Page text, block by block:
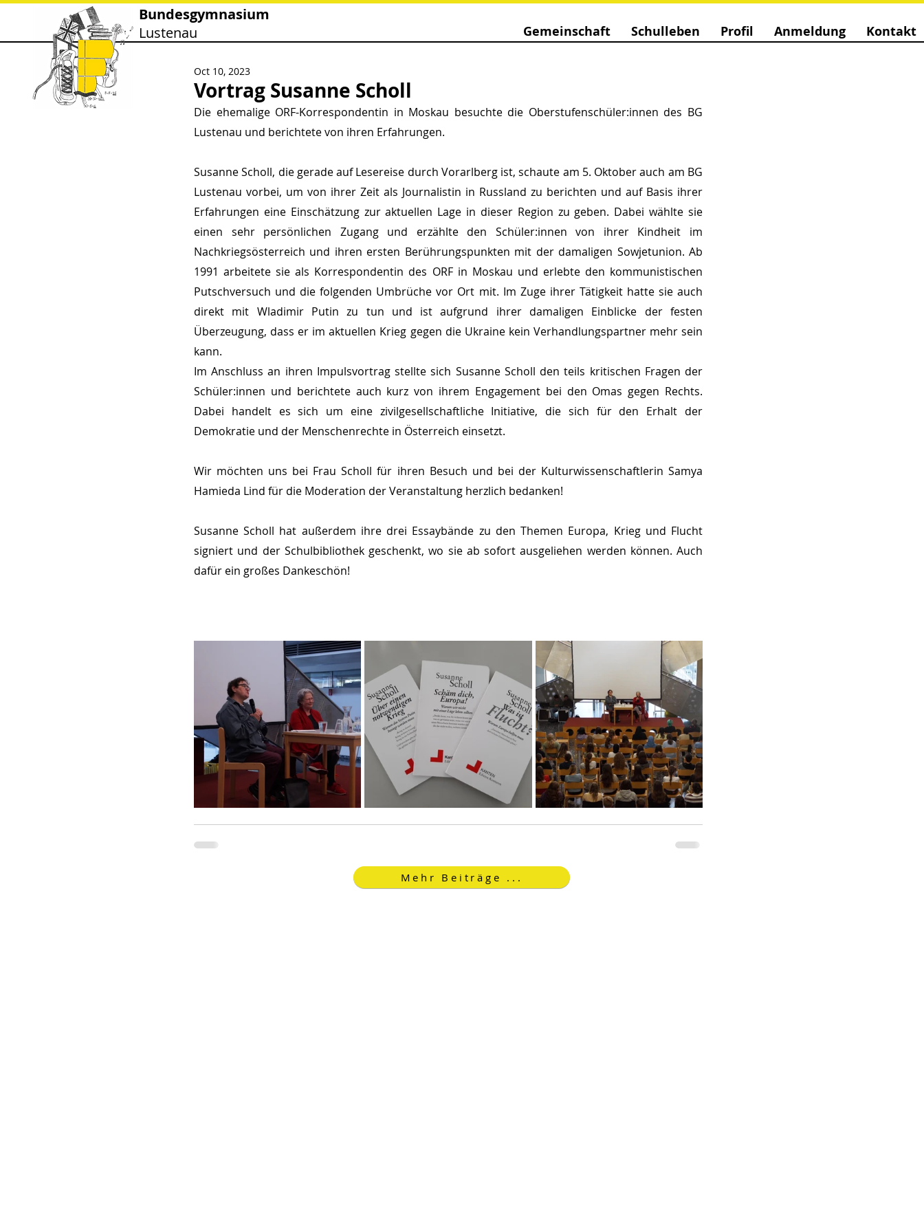
Vortrag Susanne Scholl
Oct 10, 2023
Die ehemalige ORF-Korrespondentin in Moskau besuchte die Oberstufenschüler:innen des BG
Lustenau und berichtete von ihren Erfahrungen.
Susanne Scholl, die gerade auf Lesereise durch Vorarlberg ist, schaute am 5. Oktober auch am BG
Lustenau vorbei, um von ihrer Zeit als Journalistin in Russland zu berichten und auf Basis ihrer
Erfahrungen eine Einschätzung zur aktuellen Lage in dieser Region zu geben. Dabei wählte sie
einen sehr persönlichen Zugang und erzählte den Schüler:innen von ihrer Kindheit im
Nachkriegsösterreich und ihren ersten Berührungspunkten mit der damaligen Sowjetunion. Ab
1991 arbeitete sie als Korrespondentin des ORF in Moskau und erlebte den kommunistischen
Putschversuch und die folgenden Umbrüche vor Ort mit. Im Zuge ihrer Tätigkeit hatte sie auch
direkt mit Wladimir Putin zu tun und ist aufgrund ihrer damaligen Einblicke der festen
Überzeugung, dass er im aktuellen Krieg gegen die Ukraine kein Verhandlungspartner mehr sein
kann.
Im Anschluss an ihren Impulsvortrag stellte sich Susanne Scholl den teils kritischen Fragen der
Schüler:innen und berichtete auch kurz von ihrem Engagement bei den Omas gegen Rechts.
Dabei handelt es sich um eine zivilgesellschaftliche Initiative, die sich für den Erhalt der
Demokratie und der Menschenrechte in Österreich einsetzt.
Wir möchten uns bei Frau Scholl für ihren Besuch und bei der Kulturwissenschaftlerin Samya
Hamieda Lind für die Moderation der Veranstaltung herzlich bedanken!
Susanne Scholl hat außerdem ihre drei Essaybände zu den Themen Europa, Krieg und Flucht
signiert und der Schulbibliothek geschenkt, wo sie ab sofort ausgeliehen werden können. Auch
dafür ein großes Dankeschön!
Mehr Beiträge ...
Bundesgymnasium
Lustenau
Gemeinschaft Schulleben Profil Anmeldung Kontakt